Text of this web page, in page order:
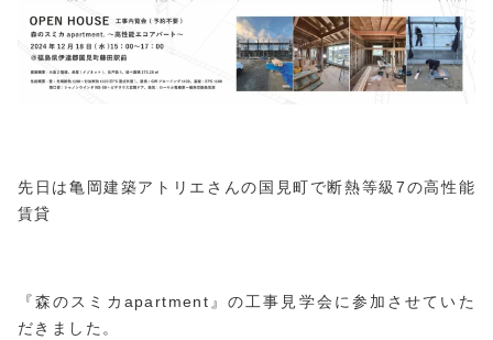
先日は亀岡建築アトリエさんの国見町で断熱等級7の高性能
賃貸
『森のスミカapartment』の工事見学会に参加させていた
だきました。